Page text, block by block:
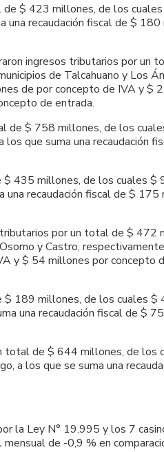
$ 423 millones, de los
recaudación fiscal de $
ingresos tributarios por
de Talcahuano y Los
de por concepto de IVA y $
de entrada.
de $ 758 millones, de los
que suma una
435 millones, de los cuales
recaudación fiscal de $
por un total de $
y Castro,
y $ 54 millones por concepto
189 millones, de los cuales
una recaudación fiscal de
de $ 644 millones, de
a los que se suma una
la Ley N° 19.995 y los 7
de -0,9 % en